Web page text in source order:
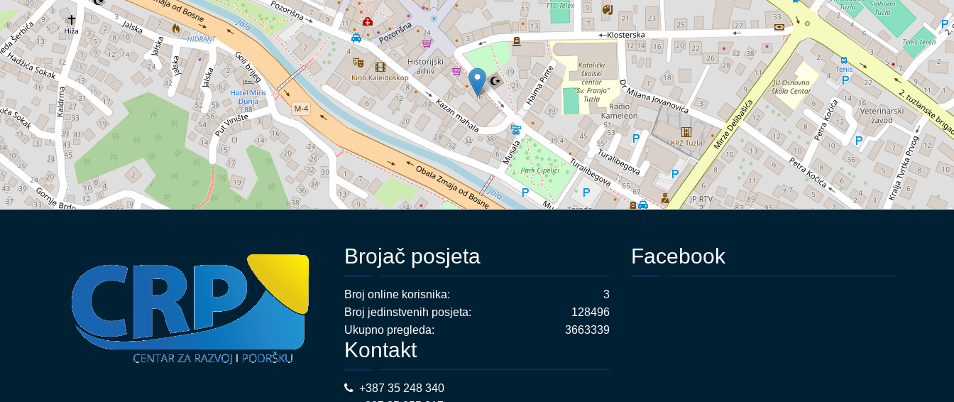
Brojač posjeta
Broj online korisnika:
3
Broj jedinstvenih posjeta:
128496
Ukupno pregleda:
3663339
Kontakt
+387 35 248 340
Facebook